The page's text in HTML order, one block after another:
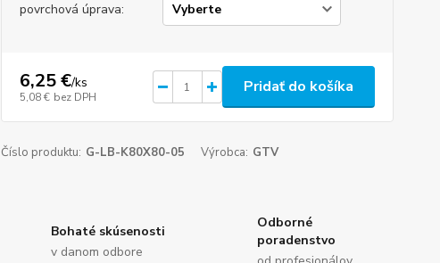
povrchová úprava:
6,25 €/ks
5,08 € bez DPH
Pridať do košíka
Číslo produktu: G-LB-K80X80-05 Výrobca: GTV
Bohaté skúsenosti
v danom odbore
Odborné
poradenstvo